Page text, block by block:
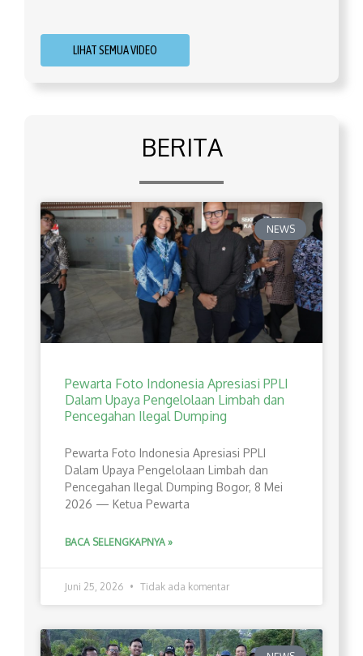
LIHAT SEMUA VIDEO
BERITA
NEWS
Pewarta Foto Indonesia Apresiasi PPLI
Dalam Upaya Pengelolaan Limbah dan
Pencegahan Ilegal Dumping
Pewarta Foto Indonesia Apresiasi PPLI
Dalam Upaya Pengelolaan Limbah dan
Pencegahan Ilegal Dumping Bogor, 8 Mei
2026 — Ketua Pewarta
BACA SELENGKAPNYA »
Juni 25, 2026 Tidak ada komentar